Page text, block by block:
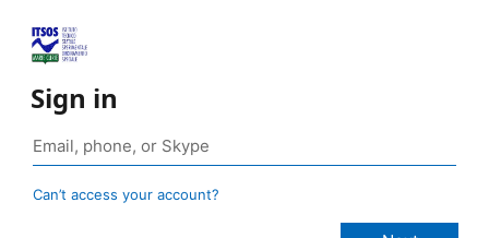
Sign in
Can’t access your account?